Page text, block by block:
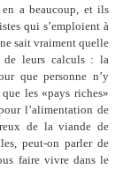
a beaucoup, et ils
qui s’emploient à
sait vraiment quelle
de leurs calculs : la
que personne n’y
que les «pays riches»
l’alimentation de
de la viande de
peut-on parler de
faire vivre dans le